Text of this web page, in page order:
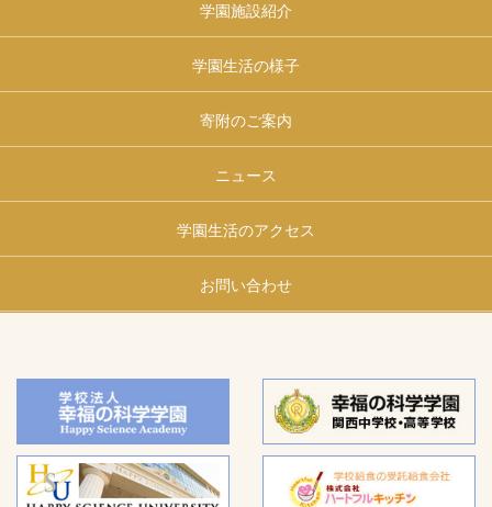
学園施設紹介
学園生活の様子
寄附のご案内
ニュース
学園生活のアクセス
お問い合わせ